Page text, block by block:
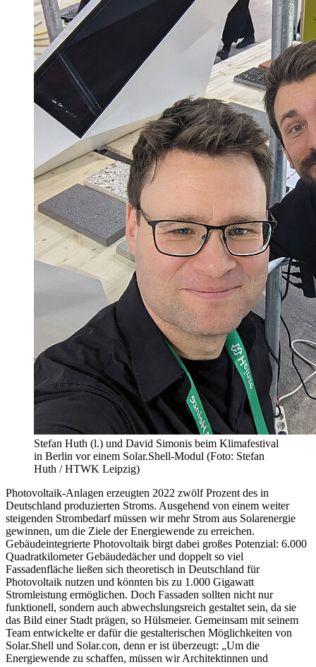
Stefan Huth (l.) und David Simonis beim Klimafestival
in Berlin vor einem Solar.Shell-Modul (Foto: Stefan
Huth / HTWK Leipzig)
Photovoltaik-Anlagen erzeugten 2022 zwölf Prozent des in
Deutschland produzierten Stroms. Ausgehend von einem weiter
steigenden Strombedarf müssen wir mehr Strom aus Solarenergie
gewinnen, um die Ziele der Energiewende zu erreichen.
Gebäudeintegrierte Photovoltaik birgt dabei großes Potenzial: 6.000
Quadratkilometer Gebäudedächer und doppelt so viel
Fassadenfläche ließen sich theoretisch in Deutschland für
Photovoltaik nutzen und könnten bis zu 1.000 Gigawatt
Stromleistung ermöglichen. Doch Fassaden sollten nicht nur
funktionell, sondern auch abwechslungsreich gestaltet sein, da sie
das Bild einer Stadt prägen, so Hülsmeier. Gemeinsam mit seinem
Team entwickelte er dafür die gestalterischen Möglichkeiten von
Solar.Shell und Solar.con, denn er ist überzeugt: „Um die
Energiewende zu schaffen, müssen wir Architektinnen und